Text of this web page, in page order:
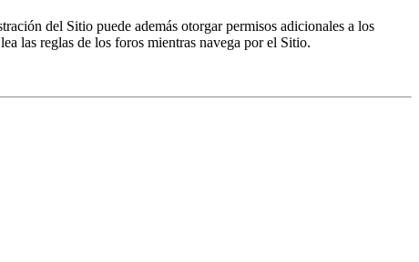
del Sitio puede además otorgar permisos adicionales a los
las reglas de los foros mientras navega por el Sitio.